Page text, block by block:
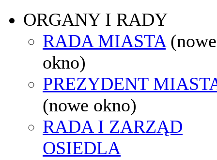
ORGANY I RADY
RADA MIASTA (nowe
okno)
PREZYDENT
(nowe okno)
RADA I ZARZĄD
OSIEDLA